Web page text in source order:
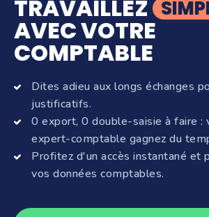
TRAVAILLEZ
AVEC VOTRE
COMPTABLE
Dites adieu aux longs échanges
justificatifs.
0 export, 0 double-saisie à faire :
expert-comptable gagnez du
Profitez d'un accès instantané et
vos données comptables.